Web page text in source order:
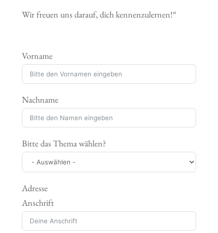
Wir freuen uns darauf, dich kennenzulernen!“
Vorname
Nachname
Bitte das Thema wählen?
Adresse
Anschrift